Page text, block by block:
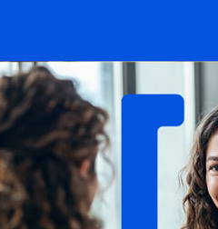
Sie uns gefunden haben ✉.